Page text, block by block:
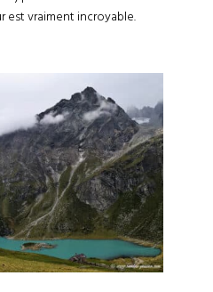
est vraiment incroyable.